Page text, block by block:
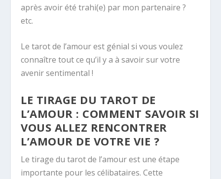
après avoir été trahi(e) par mon partenaire ?
etc.
Le tarot de l’amour est génial si vous voulez
connaître tout ce qu’il y a à savoir sur votre
avenir sentimental !
LE TIRAGE DU TAROT DE
L’AMOUR : COMMENT SAVOIR SI
VOUS ALLEZ RENCONTRER
L’AMOUR DE VOTRE VIE ?
Le tirage du tarot de l’amour est une étape
importante pour les célibataires. Cette